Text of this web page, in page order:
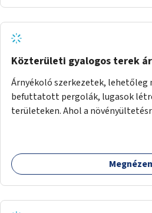
Közterületi gyalogos terek
Árnyékoló szerkezetek, lehetőleg
befuttatott pergolák, lugasok
területeken. Ahol a